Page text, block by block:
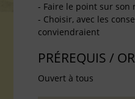
- Faire le point sur son
- Choisir, avec les
conviendraient
PRÉREQUIS /
Ouvert à tous